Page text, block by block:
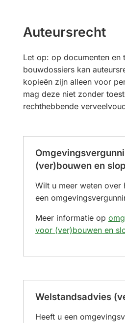
Auteursrecht
Let op: op documenten en
bouwdossiers kan
kopieën zijn alleen voor
mag deze niet zonder
rechthebbende
(ver)bouwen en
Wilt u meer weten over
een
Meer informatie op
voor (ver)bouwen en
Welstandsadvies
Heeft u een